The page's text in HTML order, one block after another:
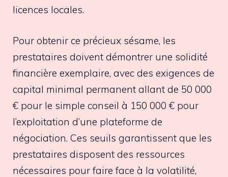
licences locales.
Pour obtenir ce précieux sésame, les
prestataires doivent démontrer une solidité
financière exemplaire, avec des exigences de
capital minimal permanent allant de 50 000
€ pour le simple conseil à 150 000 € pour
l’exploitation d’une plateforme de
négociation. Ces seuils garantissent que les
prestataires disposent des ressources
nécessaires pour faire face à la volatilité,